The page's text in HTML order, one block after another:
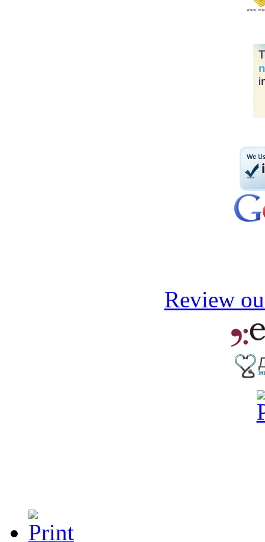
Review